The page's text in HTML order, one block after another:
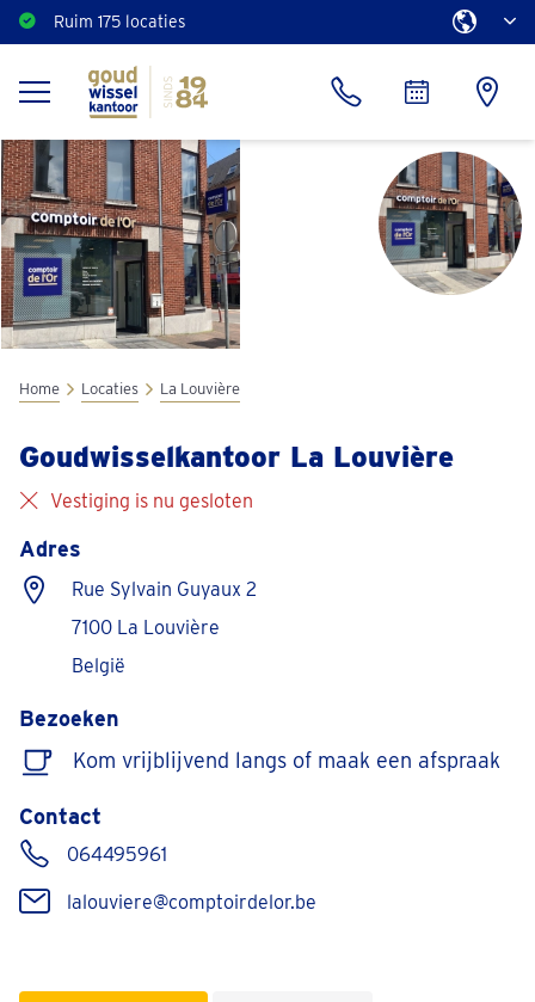
Ruim 175 locaties
Home Locaties La Louvière
Goudwisselkantoor La Louvière
Vestiging is nu gesloten
Adres
Rue Sylvain Guyaux 2
7100 La Louvière
België
Bezoeken
Kom vrijblijvend langs of maak een afspraak
Contact
064495961
lalouviere@comptoirdelor.be